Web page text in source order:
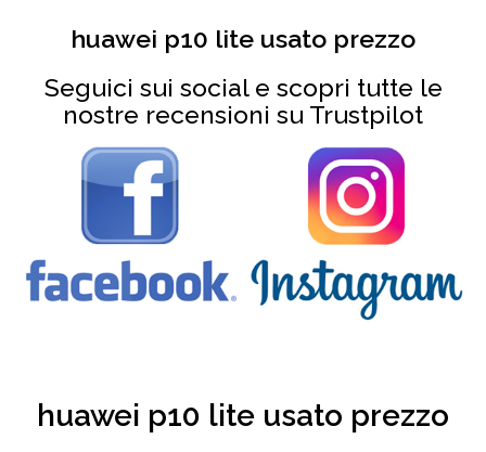
huawei p10 lite usato prezzo
Seguici sui social e scopri tutte le
nostre recensioni su Trustpilot
huawei p10 lite usato prezzo